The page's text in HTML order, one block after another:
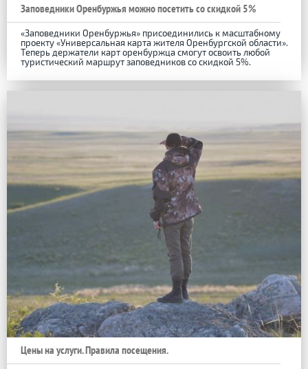
Заповедники Оренбуржья можно посетить со скидкой 5%
«Заповедники Оренбуржья» присоединились к масштабному
проекту «Универсальная карта жителя Оренбургской области».
Теперь держатели карт оренбуржца смогут освоить любой
туристический маршрут заповедников со скидкой 5%.
Цены на услуги. Правила посещения.